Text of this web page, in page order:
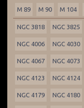
M 89 M 90 M 104
NGC 3818 NGC 3825
NGC 4006 NGC 4030
NGC 4067 NGC 4073
NGC 4123 NGC 4124
NGC 4179 NGC 4180